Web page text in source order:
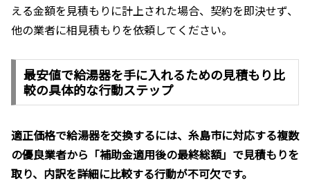
える金額を見積もりに計上された場合、契約を即決せず、
他の業者に相見積もりを依頼してください。
最安値で給湯器を手に入れるための見積もり比
較の具体的な行動ステップ
適正価格で給湯器を交換するには、糸島市に対応する複数
の優良業者から「補助金適用後の最終総額」で見積もりを
取り、内訳を詳細に比較する行動が不可欠です。